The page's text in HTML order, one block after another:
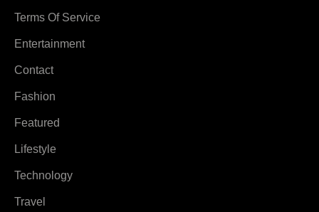
Terms Of Service
Entertainment
Contact
Fashion
Featured
Lifestyle
Technology
Travel